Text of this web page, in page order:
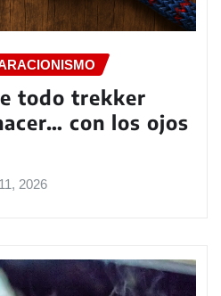
todo trekker
con los ojos
2026